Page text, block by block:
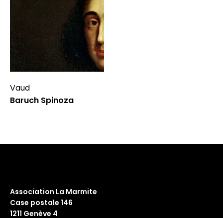
Vaud
Baruch Spinoza
Association La Marmite
Case postale 146
1211 Genève 4